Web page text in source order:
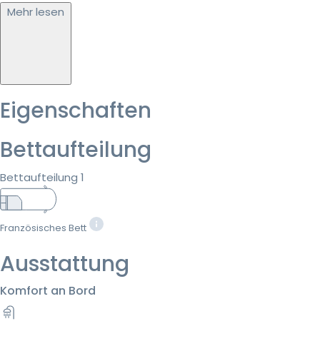
Mehr lesen
Eigenschaften
Bettaufteilung
Bettaufteilung 1
Französisches Bett
Ausstattung
Komfort an Bord